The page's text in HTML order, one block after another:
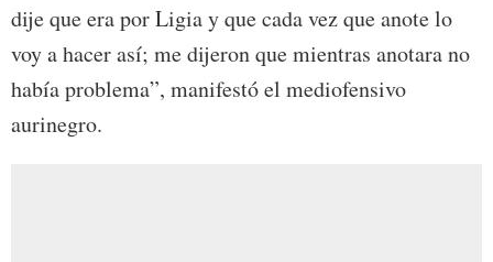
dije que era por Ligia y que cada vez que anote lo
voy a hacer así; me dijeron que mientras anotara no
había problema”, manifestó el mediofensivo
aurinegro.